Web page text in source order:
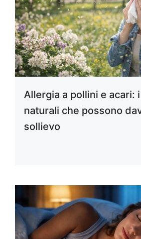
Allergia a pollini e acari:
naturali che possono
sollievo